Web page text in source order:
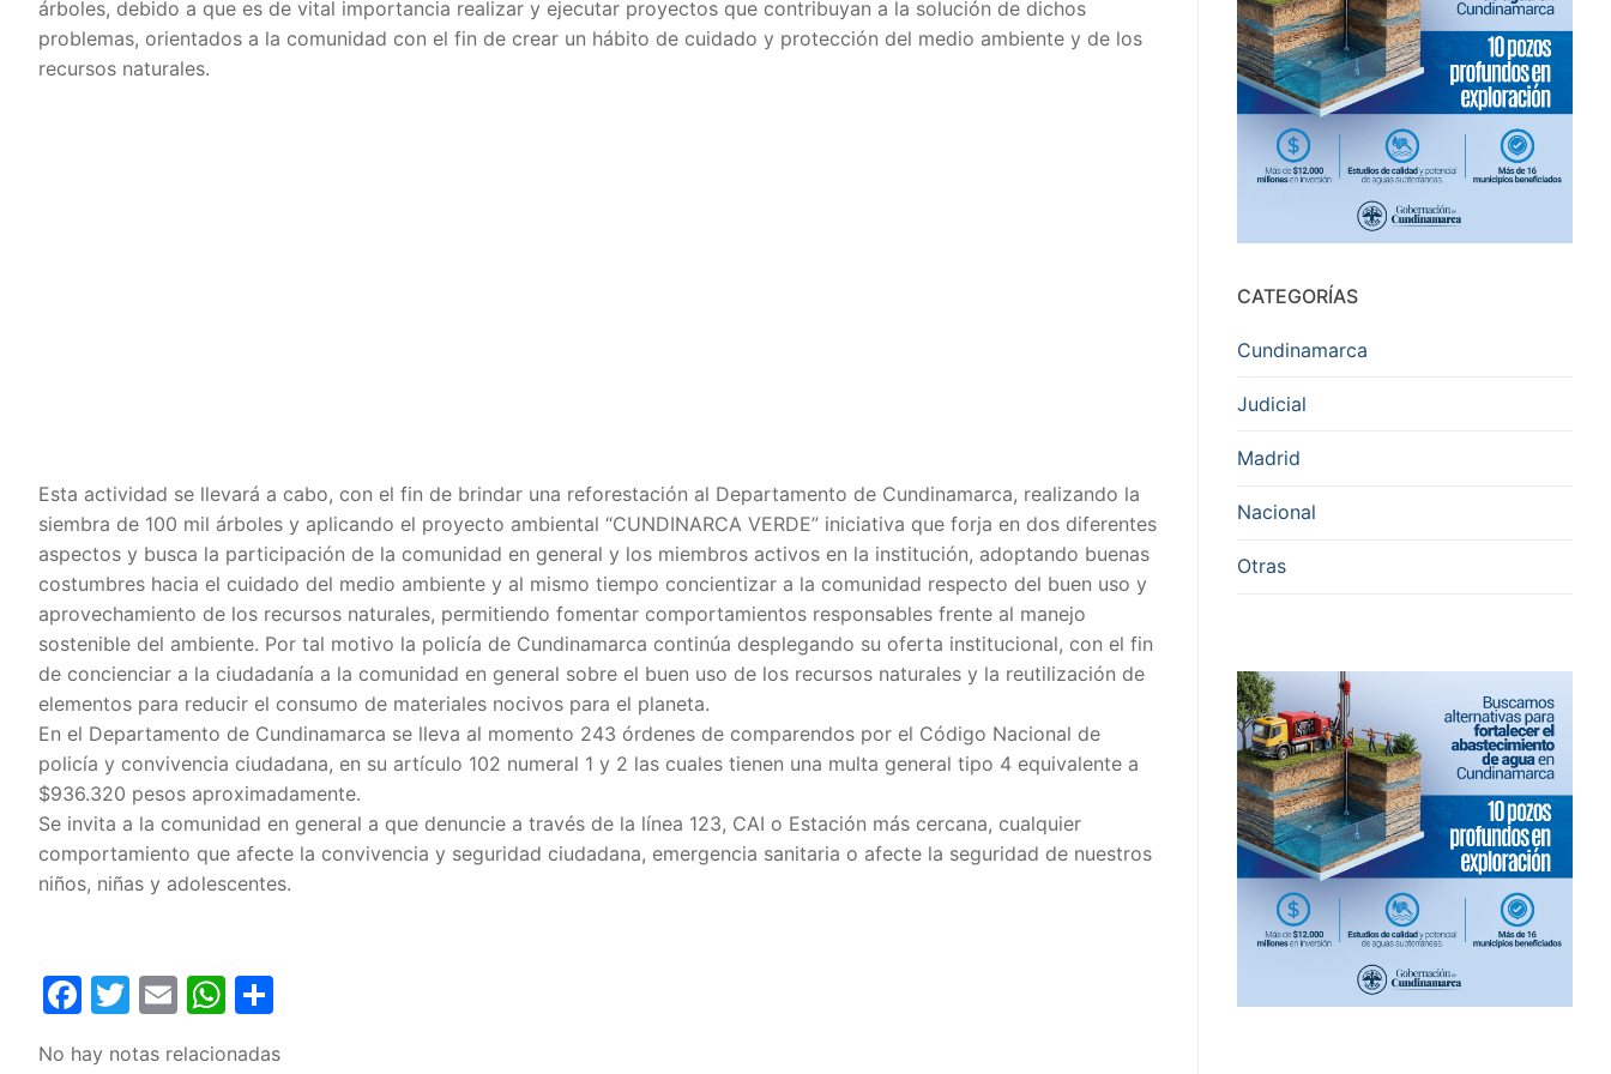
árboles, debido a que es de vital importancia realizar y ejecutar proyectos que contribuyan a la solución de dichos
problemas, orientados a la comunidad con el fin de crear un hábito de cuidado y protección del medio ambiente y de los
recursos naturales.
Esta actividad se llevará a cabo, con el fin de brindar una reforestación al Departamento de Cundinamarca, realizando la
siembra de 100 mil árboles y aplicando el proyecto ambiental “CUNDINARCA VERDE” iniciativa que forja en dos diferentes
aspectos y busca la participación de la comunidad en general y los miembros activos en la institución, adoptando buenas
costumbres hacia el cuidado del medio ambiente y al mismo tiempo concientizar a la comunidad respecto del buen uso y
aprovechamiento de los recursos naturales, permitiendo fomentar comportamientos responsables frente al manejo
sostenible del ambiente. Por tal motivo la policía de Cundinamarca continúa desplegando su oferta institucional, con el fin
de concienciar a la ciudadanía a la comunidad en general sobre el buen uso de los recursos naturales y la reutilización de
elementos para reducir el consumo de materiales nocivos para el planeta.
En el Departamento de Cundinamarca se lleva al momento 243 órdenes de comparendos por el Código Nacional de
policía y convivencia ciudadana, en su artículo 102 numeral 1 y 2 las cuales tienen una multa general tipo 4 equivalente a
$936.320 pesos aproximadamente.
Se invita a la comunidad en general a que denuncie a través de la línea 123, CAI o Estación más cercana, cualquier
comportamiento que afecte la convivencia y seguridad ciudadana, emergencia sanitaria o afecte la seguridad de nuestros
niños, niñas y adolescentes.
Facebook
Twitter
EmailWhatsApp
No hay notas relacionadas
CATEGORÍAS
Cundinamarca
Judicial
Madrid
Nacional
Otras